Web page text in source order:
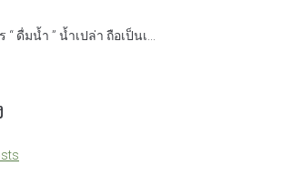
ดื่มน้ำ ” น้ำเปล่า ถือเป็นเ...